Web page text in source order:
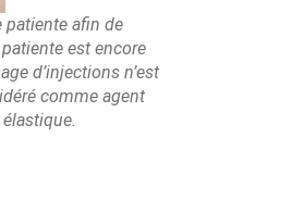
patiente afin de
est encore
d’injections n’est
comme agent